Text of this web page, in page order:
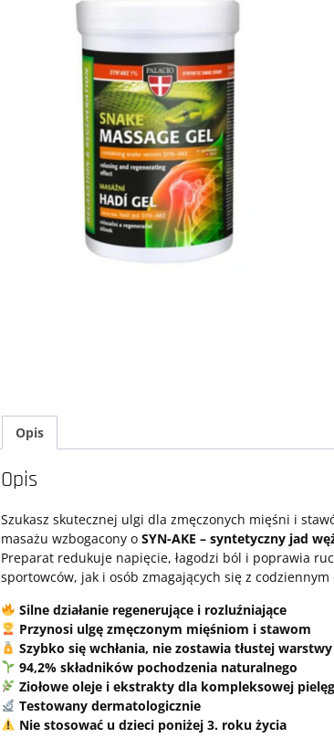
Opis
Opis
Szukasz skutecznej ulgi dla zmęczonych mięśni i
masażu wzbogacony o SYN-AKE – syntetyczny jad
Preparat redukuje napięcie, łagodzi ból i poprawia
sportowców, jak i osób zmagających się z
Silne działanie regenerujące i rozluźniające
Przynosi ulgę zmęczonym mięśniom i stawom
Szybko się wchłania, nie zostawia tłustej warstwy
94,2% składników pochodzenia naturalnego
Ziołowe oleje i ekstrakty dla kompleksowej
Testowany dermatologicznie
Nie stosować u dzieci poniżej 3. roku życia